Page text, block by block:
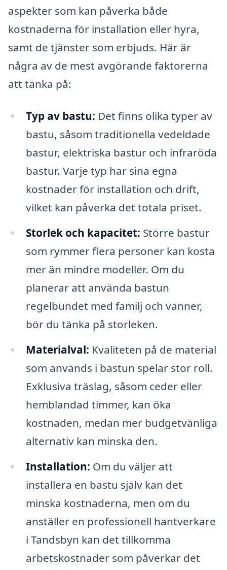
aspekter som kan påverka både
kostnaderna för installation eller hyra,
samt de tjänster som erbjuds. Här är
några av de mest avgörande faktorerna
att tänka på:
Typ av bastu: Det finns olika typer av
bastu, såsom traditionella vedeldade
bastur, elektriska bastur och infraröda
bastur. Varje typ har sina egna
kostnader för installation och drift,
vilket kan påverka det totala priset.
Storlek och kapacitet: Större bastur
som rymmer flera personer kan kosta
mer än mindre modeller. Om du
planerar att använda bastun
regelbundet med familj och vänner,
bör du tänka på storleken.
Materialval: Kvaliteten på de material
som används i bastun spelar stor roll.
Exklusiva träslag, såsom ceder eller
hemblandad timmer, kan öka
kostnaden, medan mer budgetvänliga
alternativ kan minska den.
Installation: Om du väljer att
installera en bastu själv kan det
minska kostnaderna, men om du
anställer en professionell hantverkare
i Tandsbyn kan det tillkomma
arbetskostnader som påverkar det